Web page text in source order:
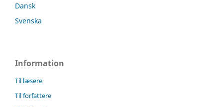
Dansk
Svenska
Information
Til læsere
Til forfattere